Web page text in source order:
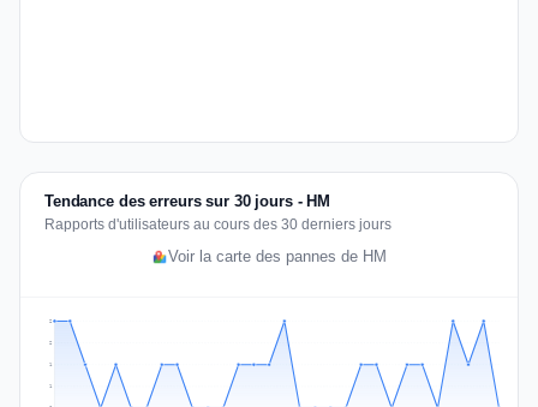
Tendance des erreurs sur 30 jours - HM
Rapports d'utilisateurs au cours des 30 derniers jours
Voir la carte des pannes de HM
1
1
2
2